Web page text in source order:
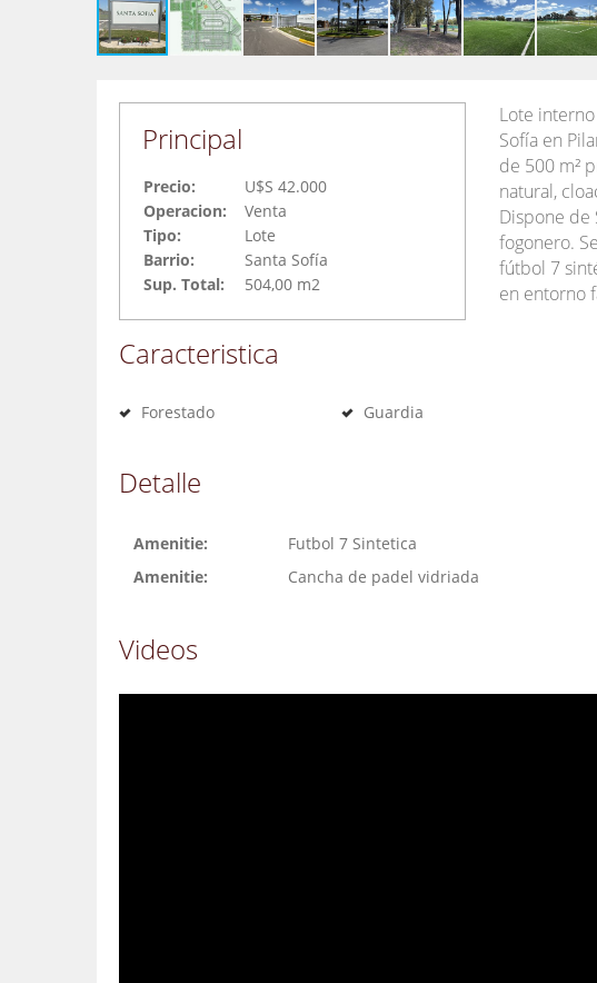
Principal
Precio:
U$S 42.000
Operacion:
Venta
Tipo:
Lote
Barrio:
Santa Sofía
Sup. Total:
504,00 m2
Lote
Sofía en
de 500 m²
natural,
Dispone de
fogonero.
fútbol 7
en entorno
Caracteristica
Forestado Guardia
Detalle
Amenitie:
Futbol 7 Sintetica
Amenitie:
Cancha de padel vidriada
Videos